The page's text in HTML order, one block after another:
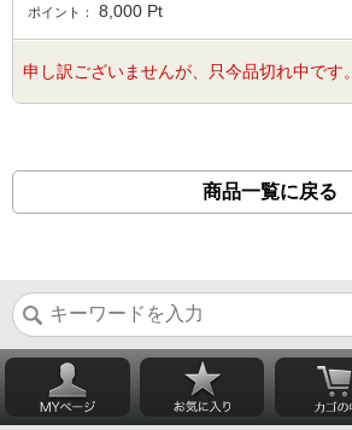
ポイント： 8,000 Pt
申し訳ございませんが、只今品切れ中です。
商品一覧に戻る